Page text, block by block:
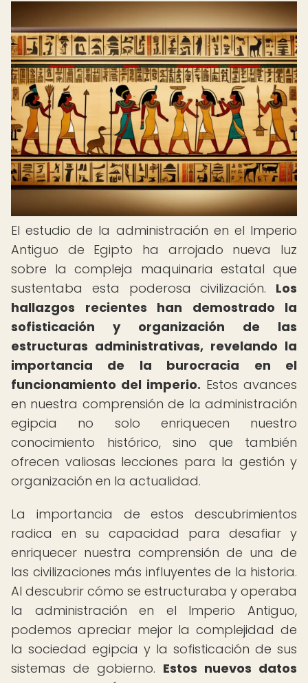
El estudio de la administración en el Imperio
Antiguo de Egipto ha arrojado nueva luz
sobre la compleja maquinaria estatal que
sustentaba esta poderosa civilización. Los
hallazgos recientes han demostrado la
sofisticación y organización de las
estructuras administrativas, revelando la
importancia de la burocracia en el
funcionamiento del imperio. Estos avances
en nuestra comprensión de la administración
egipcia no solo enriquecen nuestro
conocimiento histórico, sino que también
ofrecen valiosas lecciones para la gestión y
organización en la actualidad.
La importancia de estos descubrimientos
radica en su capacidad para desafiar y
enriquecer nuestra comprensión de una de
las civilizaciones más influyentes de la historia.
Al descubrir cómo se estructuraba y operaba
la administración en el Imperio Antiguo,
podemos apreciar mejor la complejidad de
la sociedad egipcia y la sofisticación de sus
sistemas de gobierno. Estos nuevos datos